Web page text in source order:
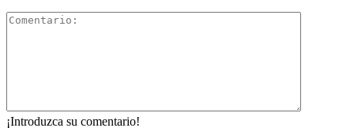
¡Introduzca su comentario!